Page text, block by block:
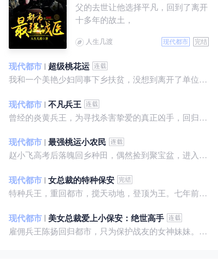
父的去世让他选择平凡，回到了离开
十多年的故土，
人生几渡 现代都市 完结
现代都市
超级桃花运
我和一个美艳少妇同事下乡扶贫，没想到离开了单位之后，她就性格大变……
现代都市
不凡兵王
曾经的炎黄兵王，为寻找杀害挚爱的真正凶手，回归都市，开始了一段精彩绝伦的征程。
现代都市
最强桃运小农民
赵小飞高考后落魄回乡种田，偶然捡到聚宝盆，进入聚宝洞，从此开启了发家致富、拳打村霸、坐拥美女的桃运巅峰人生！
现代都市
女总裁的特种保安
特种兵王，重回都市，搅天动地，登顶为王。七年前，他是社会底层的小混混，七年后，他是经历过战与火考验的特种兵王。
现代都市
美女总裁爱上小保安：绝世高手
雇佣兵王陈扬回归都市，只为保护战友的女神妹妹。繁华都市里，陈扬如鱼得水，，逍遥自在。